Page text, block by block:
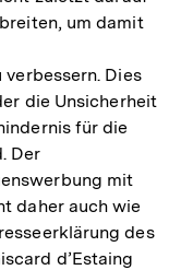
um damit
Dies
die Unsicherheit
für die
Der
mit
daher auch wie
des
d’Estaing